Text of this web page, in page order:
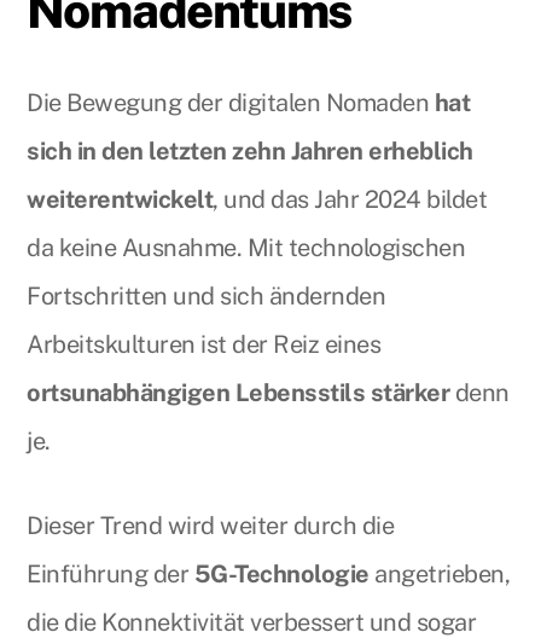
Die Bewegung der digitalen Nomaden hat
sich in den letzten zehn Jahren erheblich
weiterentwickelt, und das Jahr 2024 bildet
da keine Ausnahme. Mit technologischen
Fortschritten und sich ändernden
Arbeitskulturen ist der Reiz eines
ortsunabhängigen Lebensstils stärkerdenn
je.
Dieser Trend wird weiter durch die
Einführung der 5G-Technologie angetrieben,
die die Konnektivität verbessert und sogar